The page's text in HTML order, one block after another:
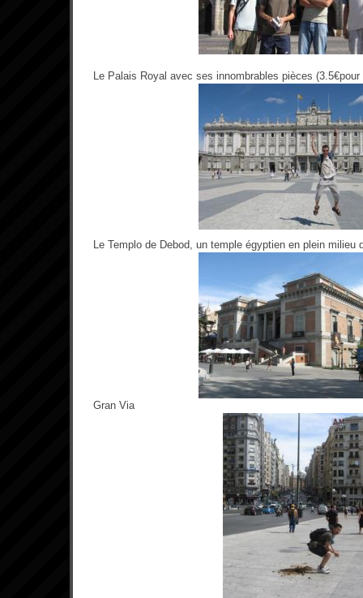
Le Palais Royal avec ses innombrables pièces
Le Templo de Debod, un temple égyptien en plein milieu
Gran Via